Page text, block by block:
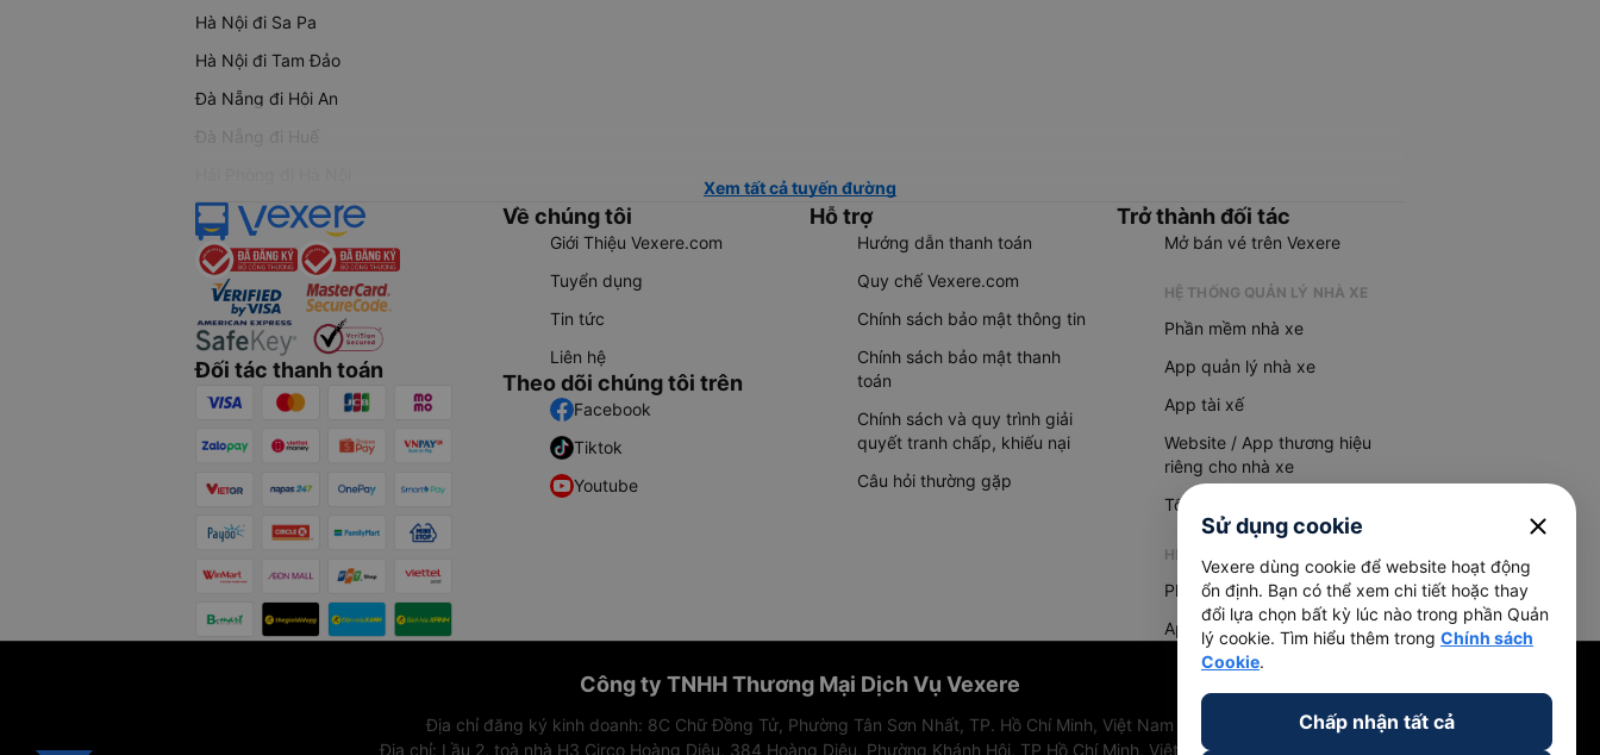
Hà Nội đi Sa Pa
Hà Nội đi Tam Đảo
Đà Nẵng đi Hội An
Đà Nẵng đi Huế
Xem tất cả tuyến đường
Đối tác thanh toán
Về chúng tôi
Giới Thiệu Vexere.com
Tuyển dụng
Tin tức
Liên hệ
Theo dõi chúng tôi trên
Facebook
Tiktok
Youtube
Hỗ trợ
Hướng dẫn thanh toán
Quy chế Vexere.com
Chính sách bảo mật thông tin
Chính sách bảo mật thanh
toán
Chính sách và quy trình giải
quyết tranh chấp, khiếu nại
Câu hỏi thường gặp
Trở thành đối tác
Mở bán vé trên Vexere
HỆ THỐNG QUẢN LÝ NHÀ XE
Phần mềm nhà xe
App quản lý nhà xe
App tài xế
Website / App thương hiệu
riêng cho nhà xe
Tổng đài AI
HỆ THỐNG QUẢN LÝ HÀNG HOÁ
Phần mềm quản lý hàng hoá
App quản lý hàng hoá
Công ty TNHH Thương Mại Dịch Vụ Vexere
Địa chỉ đăng ký kinh doanh: 8C Chữ Đồng Tử, Phường Tân Sơn Nhất, TP. Hồ Chí Minh, Việt Nam
Địa chỉ: Lầu 2, toà nhà H3 Circo Hoàng Diệu, 384 Hoàng Diệu, Phường Khánh Hội, TP Hồ Chí Minh, Việt Nam
Sử dụng cookie close
Vexere dùng cookie để website hoạt động
ổn định. Bạn có thể xem chi tiết hoặc thay
đổi lựa chọn bất kỳ lúc nào trong phần Quản
lý cookie. Tìm hiểu thêm trong Chính sách
Cookie.
Chấp nhận tất cả